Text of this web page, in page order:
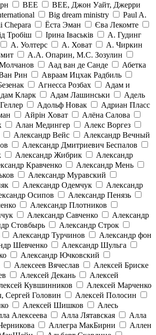
BEE
BEE, Джон Уайт, Джерри
Big dream ministry
Paul A.
Chepara Ёста Эман
Єва Лекомте
Тробіш Ірина Іваськів
А. Гудинг
А. Уолтерс А. Ховат
А. Чиркин
А.А. Опарин, М.С. Зозулин
Аад ван де Санде
Абетка
Рин
Авраам Ицхак Радбиль
Агнесса Розбах
Адам и
Кларк Адам Лашинськи
Адель
Адольф Новак
Адриан Пласс
Айрін Ховат
Алёна Салова
Алан Медингер
Алекс Воргез
Александр Вейс
Александр Вечный
Александр Дмитриевич Беспалов
Александр Жибрик
Александр
Кравченко
Александр Мень
Александр Муравский
Александр Одемчук
Александр
Осипов
Александр Пенязь
Александр Плотников
Александр Савченко
Александр
Стовбырь
Александр Строк
Александр Турчинов
Александр фон
Шевченко
Александр Шульга
Александр Ючковский
Алексеев Вячеслав
Алексей Бриске
Алексей Декань
Алексей
Кувшинников
Алексей Марченко
Сергей Головин
Алексей Полосин
Алексей Шишков
Алесь
Алексеева Алла Лятавская
Алла
Аллегра МакБирни
Аллен